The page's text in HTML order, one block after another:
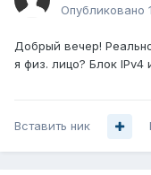
Опубликовано
Добрый вечер!
я физ. лицо? Блок IPv4
Вставить ник